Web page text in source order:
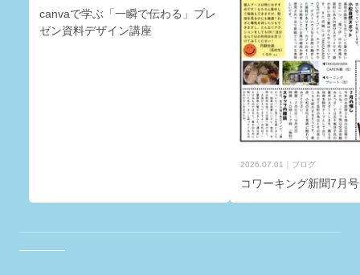
canvaで学ぶ「一瞬で伝わる」プレ
ゼン資料デザイン講座
2026.07.01 ブログ
コワーキング新聞7月号